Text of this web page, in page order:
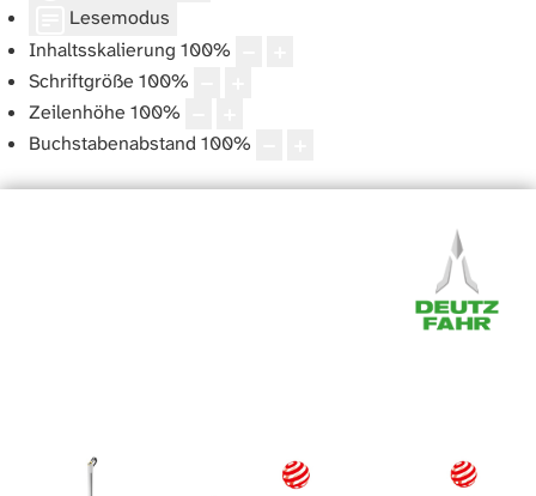
Lesemodus
Inhaltsskalierung 100%
Schriftgröße 100%
Zeilenhöhe 100%
Buchstabenabstand 100%